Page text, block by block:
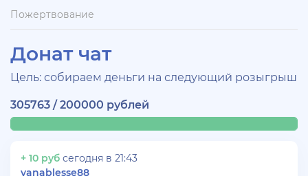
Пожертвование
Донат чат
Цель: собираем деньги на следующий розыгрыш
305763 / 200000 рублей
+ 10 руб сегодня в 21:43
yanablesse88